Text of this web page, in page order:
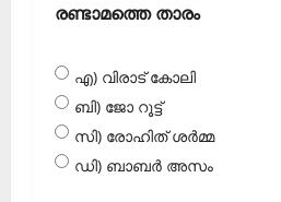
രണ്ടാമത്തെ താരം
എ) വിരാട് കോലി
ബി) ജോ റൂട്ട്
സി) രോഹിത് ശര്‍മ്മ
ഡി) ബാബര്‍ അസം